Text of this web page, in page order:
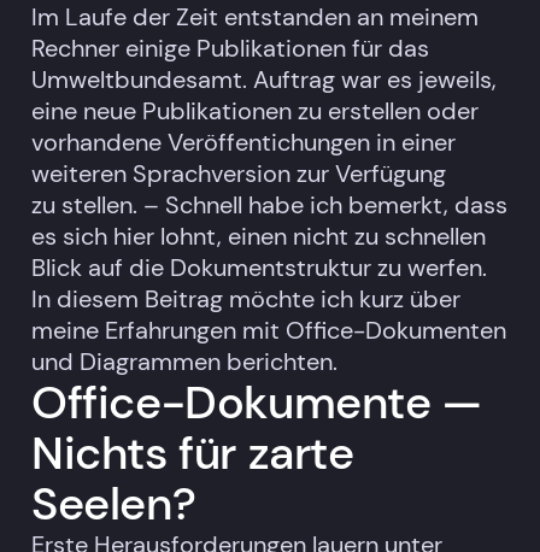
Im Laufe der Zeit entstanden an meinem
Rechner einige Publikationen für das
Umweltbundesamt. Auftrag war es jeweils,
eine neue Publikationen zu erstellen oder
vorhandene Veröffentichungen in einer
weiteren Sprachversion zur Verfügung
zu stellen. – Schnell habe ich bemerkt, dass
es sich hier lohnt, einen nicht zu schnellen
Blick auf die Dokumentstruktur zu werfen.
In diesem Beitrag möchte ich kurz über
meine Erfahrungen mit Office-Dokumenten
und Diagrammen berichten.
Office-Dokumente —
Nichts für zarte
Seelen?
Erste Herausforderungen lauern unter